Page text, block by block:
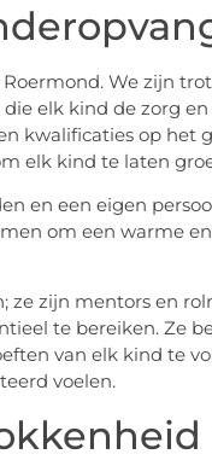
We zijn
elk kind de zorg
kwalificaties op het
elk kind te laten
en een eigen
om een warme
ze zijn mentors en
te bereiken. Ze
van elk kind te
voelen.